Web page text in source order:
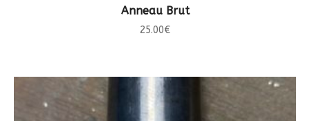
CHOIX DES OPTIONS
Anneau Brut
25.00€